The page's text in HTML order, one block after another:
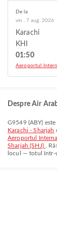
De la
vin., 7 aug. 2026
Karachi
KHI
01:50
Aeroportul
Despre Air
G9549(ABY)
Karachi - Sharjah
Aeroportul
Sharjah (SHJ)
.
locul — totul într-